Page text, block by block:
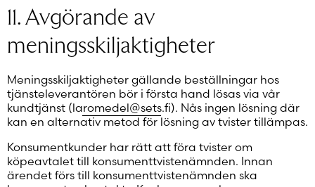
11. Avgörande av
meningsskiljaktigheter
Meningsskiljaktigheter gällande beställningar hos
tjänsteleverantören bör i första hand lösas via vår
kundtjänst (laromedel@sets.fi). Nås ingen lösning där
kan en alternativ metod för lösning av tvister tillämpas.
Konsumentkunder har rätt att föra tvister om
köpeavtalet till konsumenttvistenämnden. Innan
ärendet förs till konsumenttvistenämnden ska